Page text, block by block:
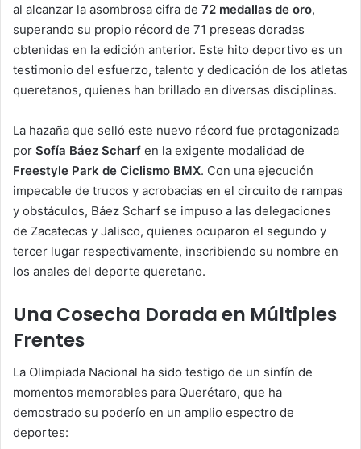
al alcanzar la asombrosa cifra de 72 medallas de oro,
superando su propio récord de 71 preseas doradas
obtenidas en la edición anterior. Este hito deportivo es un
testimonio del esfuerzo, talento y dedicación de los atletas
queretanos, quienes han brillado en diversas disciplinas.
La hazaña que selló este nuevo récord fue protagonizada
por Sofía Báez Scharf en la exigente modalidad de
Freestyle Park de Ciclismo BMX. Con una ejecución
impecable de trucos y acrobacias en el circuito de rampas
y obstáculos, Báez Scharf se impuso a las delegaciones
de Zacatecas y Jalisco, quienes ocuparon el segundo y
tercer lugar respectivamente, inscribiendo su nombre en
los anales del deporte queretano.
Una Cosecha Dorada en Múltiples
Frentes
La Olimpiada Nacional ha sido testigo de un sinfín de
momentos memorables para Querétaro, que ha
demostrado su poderío en un amplio espectro de
deportes: